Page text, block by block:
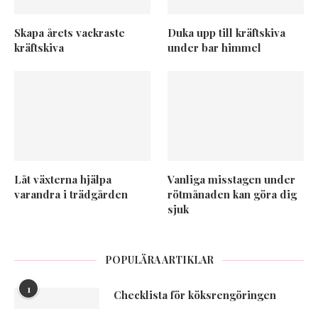
Skapa årets vackraste
kräftskiva
Duka upp till kräftskiva
under bar himmel
Låt växterna hjälpa
varandra i trädgården
Vanliga misstagen under
rötmånaden kan göra dig
sjuk
POPULÄRA ARTIKLAR
1 Checklista för köksrengöringen